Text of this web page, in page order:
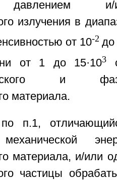
давлением и/
излучения в
от 10-2 до
от 1 до 15·103
и
материала.
п.1,
механической
материала, и/или
частицы